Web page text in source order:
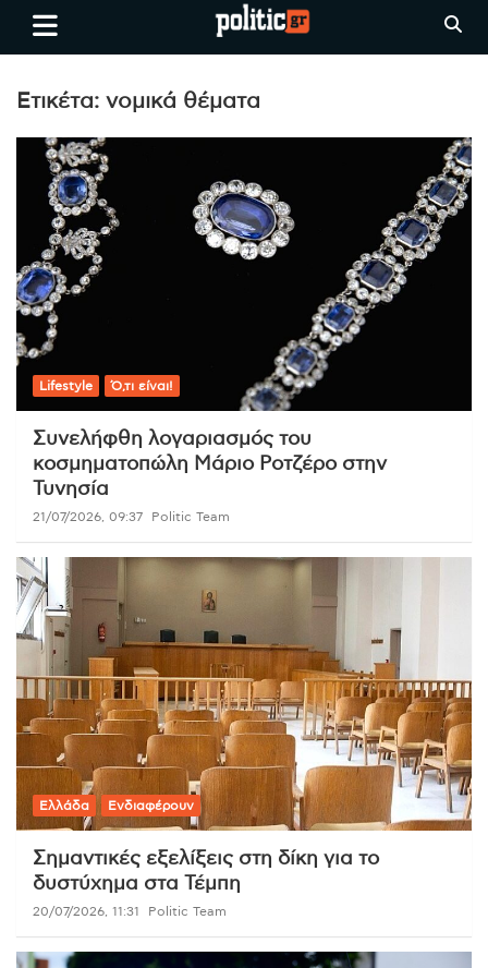
Skip
Ειδήσεις απο τη
Θεσσαλονίκη, την Ελλάδα και
όλο τον Κόσμο
politic.gr
Ετικέτα: νομικά θέματα
Lifestyle Ό,τι είναι!
Συνελήφθη λογαριασμός του
κοσμηματοπώλη Μάριο Ροτζέρο στην
Τυνησία
21/07/2026, 09:37 Politic Team
Ελλάδα Ενδιαφέρουν
Σημαντικές εξελίξεις στη δίκη για το
δυστύχημα στα Τέμπη
20/07/2026, 11:31 Politic Team